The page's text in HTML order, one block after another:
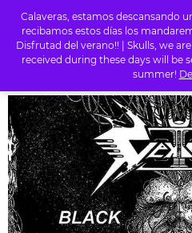
Calaveras, estamos descansando
recibamos estos días los
Disfrutad del verano!! | Skulls, we
received during these days will be
summer!
/METAL/